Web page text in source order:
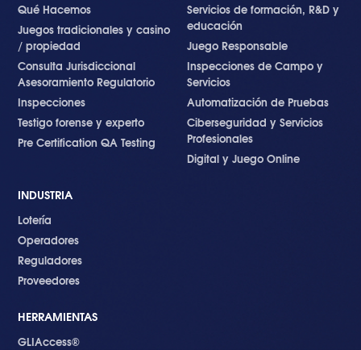
Qué Hacemos
Juegos tradicionales y casino
/ propiedad
Consulta Jurisdiccional
Asesoramiento Regulatorio
Inspecciones
Testigo forense y experto
Pre Certification QA Testing
Servicios de formación, R&D y
educación
Juego Responsable
Inspecciones de Campo y
Servicios
Automatización de Pruebas
Ciberseguridad y Servicios
Profesionales
Digital y Juego Online
INDUSTRIA
Lotería
Operadores
Reguladores
Proveedores
HERRAMIENTAS
GLIAccess®